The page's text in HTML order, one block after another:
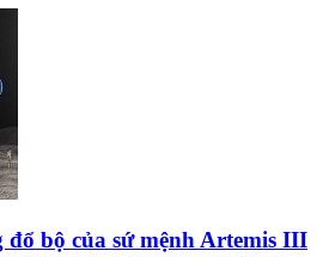
bộ của sứ mệnh Artemis III